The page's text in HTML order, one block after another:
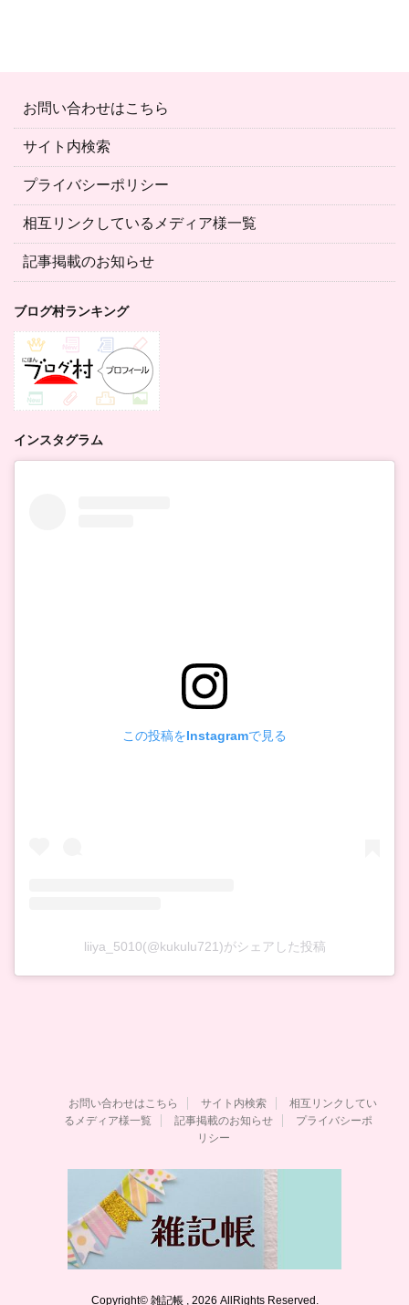
お問い合わせはこちら
サイト内検索
プライバシーポリシー
相互リンクしているメディア様一覧
記事掲載のお知らせ
ブログ村ランキング
インスタグラム
この投稿をInstagramで見る
liiya_5010(@kukulu721)がシェアした投稿
お問い合わせはこちら サイト内検索
相互リンクしてい
るメディア様一覧
記事掲載のお知らせ
プライバシーポ
リシー
Copyright© 雑記帳 , 2026 AllRights Reserved.